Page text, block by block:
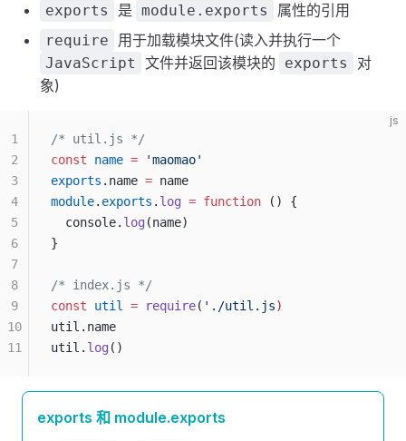
exports 是 module.exports 属性的引用
require 用于加载模块文件(读入并执行一个
JavaScript 文件并返回该模块的 exports
对
象)
js
/* util.js */
const name = 'maomao'
exports .name = name
module. exports . log = function () {
  console.
log(name)
}
/* index.js */
const util = require( './util.js)
util.name
util. log()
1
2
3
4
5
6
7
8
9
10
11
exports 和 module.exports